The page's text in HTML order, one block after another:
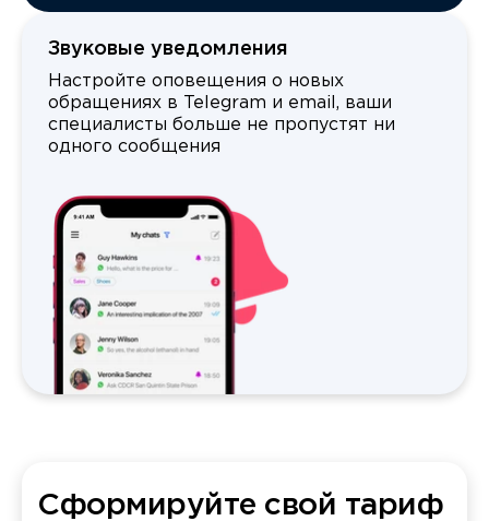
Звуковые уведомления
Настройте оповещения о новых
обращениях в Telegram и email, ваши
специалисты больше не пропустят ни
одного сообщения
Сформируйте свой тариф